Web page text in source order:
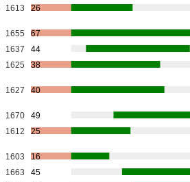
1613 26
1655
67
1637
44
1625 38
1627 40
1670
49
1612 25
1603
16
1663
45